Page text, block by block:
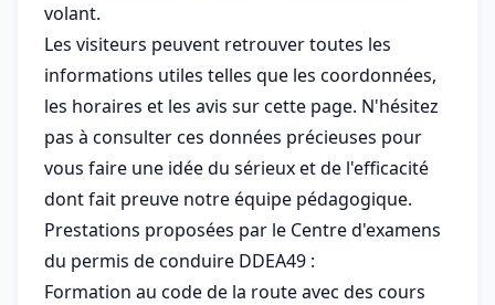
volant.
Les visiteurs peuvent retrouver toutes les
informations utiles telles que les coordonnées,
les horaires et les avis sur cette page. N'hésitez
pas à consulter ces données précieuses pour
vous faire une idée du sérieux et de l'efficacité
dont fait preuve notre équipe pédagogique.
Prestations proposées par le Centre d'examens
du permis de conduire DDEA49 :
Formation au code de la route avec des cours